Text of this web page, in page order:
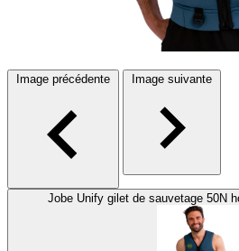
Image précédente Image suivante